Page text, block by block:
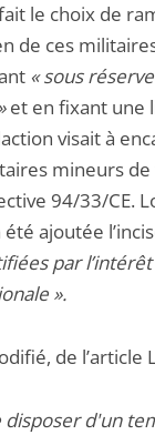
le choix de
de ces
« sous
et en fixant une
visait à
mineurs
94/33/CE.
ajoutée
par
».
de l’article
disposer d'un